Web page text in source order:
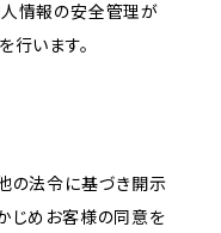
情報の安全管理が
行います。
の法令に基づき開示
じめお客様の同意を